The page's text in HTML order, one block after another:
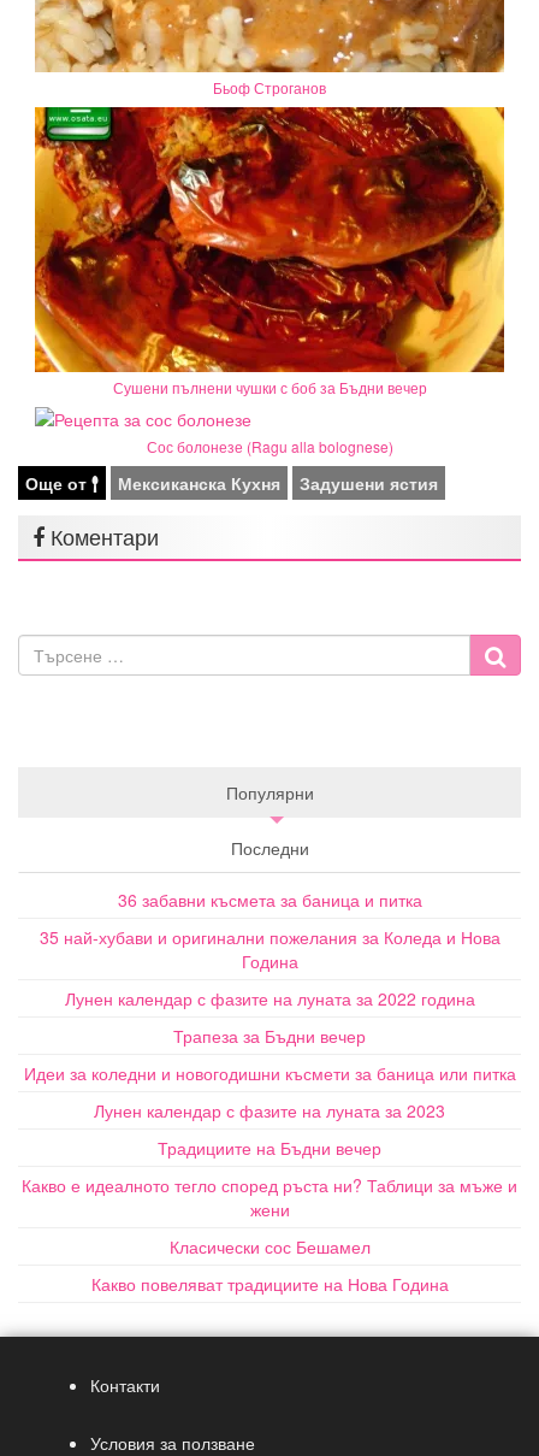
Бьоф Строганов
Сушени пълнени чушки с боб за Бъдни вечер
Сос болонезе (Ragu alla bolognese)
Още от Мексиканска Кухня Задушени ястия
Коментари
Популярни
Последни
36 забавни късмета за баница и питка
35 най-хубави и оригинални пожелания за Коледа и Нова
Година
Лунен календар с фазите на луната за 2022 година
Трапеза за Бъдни вечер
Идеи за коледни и новогодишни късмети за баница или питка
Лунен календар с фазите на луната за 2023
Традициите на Бъдни вечер
Какво е идеалното тегло според ръста ни? Таблици за мъже и
жени
Класически сос Бешамел
Какво повеляват традициите на Нова Година
Контакти
Условия за ползване